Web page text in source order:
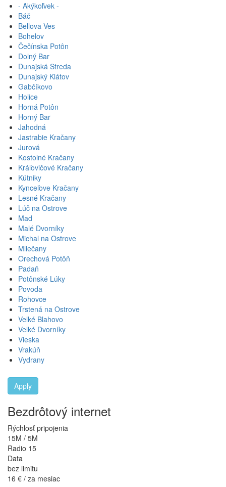
- Akýkoľvek -
Báč
Bellova Ves
Bohelov
Čečínska Potôn
Dolný Bar
Dunajská Streda
Dunajský Klátov
Gabčíkovo
Holice
Horná Potôn
Horný Bar
Jahodná
Jastrabie Kračany
Jurová
Kostolné Kračany
Kráľovičové Kračany
Kútniky
Kynceľove Kračany
Lesné Kračany
Lúč na Ostrove
Mad
Malé Dvorníky
Michal na Ostrove
Mliečany
Orechová Potôň
Padaň
Potônské Lúky
Povoda
Rohovce
Trstená na Ostrove
Veľké Blahovo
Velké Dvorníky
Vieska
Vrakúň
Vydrany
Apply
Bezdrôtový internet
Rýchlosť pripojenia
15M / 5M
Radio 15
Data
bez limitu
16 € / za mesiac